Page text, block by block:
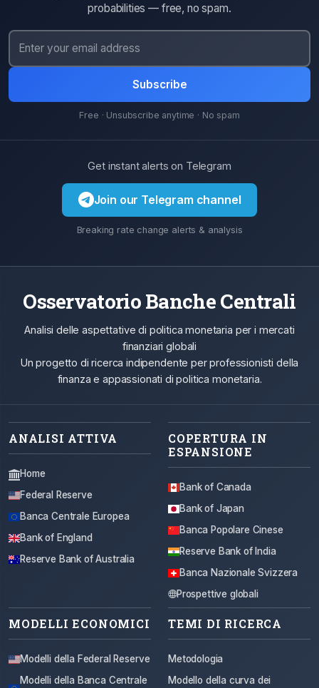
probabilities — free, no spam.
Subscribe
Free · Unsubscribe anytime · No spam
Get instant alerts on Telegram
Join our Telegram channel
Breaking rate change alerts & analysis
Osservatorio Banche Centrali
Analisi delle aspettative di politica monetaria per i mercati
finanziari globali
Un progetto di ricerca indipendente per professionisti della
finanza e appassionati di politica monetaria.
ANALISI ATTIVA
Home
Federal Reserve
Banca Centrale Europea
Bank of England
Reserve Bank of Australia
COPERTURA IN
ESPANSIONE
Bank of Canada
Bank of Japan
Banca Popolare Cinese
Reserve Bank of India
Banca Nazionale Svizzera
Prospettive globali
MODELLI ECONOMICI
Modelli della Federal Reserve
Modelli della Banca Centrale
TEMI DI RICERCA
Metodologia
Modello della curva dei